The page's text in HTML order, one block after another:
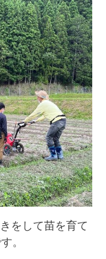
をして苗を育て
。